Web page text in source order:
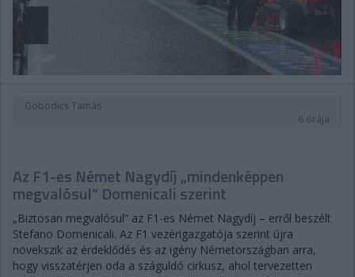
Gobodics Tamás
6 órája
Az F1-es Német Nagydíj „mindenképpen
megvalósul” Domenicali szerint
„Biztosan megvalósul” az F1-es Német Nagydíj – erről beszélt
Stefano Domenicali. Az F1 vezérigazgatója szerint újra
növekszik az érdeklődés és az igény Németországban arra,
hogy visszatérjen oda a száguldó cirkusz, ahol tervezetten